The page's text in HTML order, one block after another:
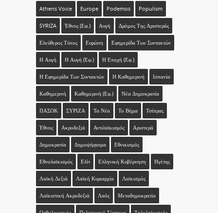
Athens Voice Europe Podemos Populism
SYRIZA Έθνος (εφ.) Αυγή Δρόμος Της Αριστεράς
Ελεύθερος Τύπος Ευρώπη Εφημερίδα Των Συντακτών
Η Αυγή Η Αυγή (εφ.) Η Εποχή (εφ.)
Η Εφημερίδα Των Συντακτών Η Καθημερινή Ισπανία
Καθημερινή Καθημερινή (εφ.) Νέα Δημοκρατία
ΠΑΣΟΚ ΣΥΡΙΖΑ Τα Νέα Το Βήμα Τσίπρας
Έθνος Ακροδεξιά Αντιλαϊκισμός Αριστερά
Δημοκρατία Δημοψήφισμα Εθνικισμός
Εθνολαϊκισμός Ελίτ Ελληνική Κυβέρνηση Ηγέτης
Λαϊκή Δεξιά Λαϊκή Κυριαρχία Λαϊκισμός
Λαϊκιστική Ακροδεξιά Λαός Μεταδημοκρατία